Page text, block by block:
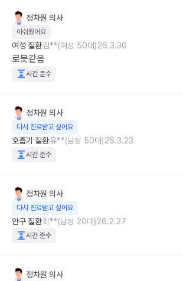
정차원 의사
아쉬웠어요
여성 질환김**(여성 50대)26.3.30
로봇같음
시간 준수
정차원 의사
다시 진료받고 싶어요
호흡기 질환유**(남성 50대)26.3.23
시간 준수
정차원 의사
다시 진료받고 싶어요
안구 질환최**(남성 20대)26.2.27
시간 준수
정차원 의사